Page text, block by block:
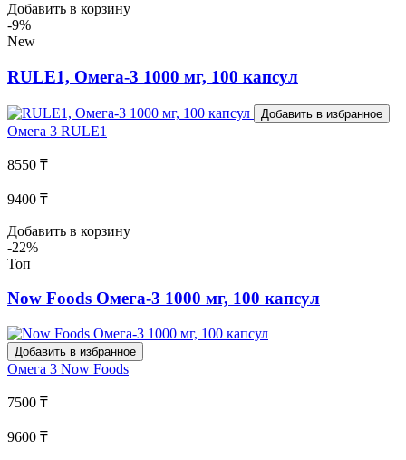
Добавить в корзину
-9%
New
RULE1, Омега-3 1000 мг, 100 капсул
Добавить в избранное
Омега 3 RULE1
8550 ₸
9400 ₸
Добавить в корзину
-22%
Топ
Now Foods Омега-3 1000 мг, 100 капсул
Добавить в избранное
Омега 3 Now Foods
7500 ₸
9600 ₸